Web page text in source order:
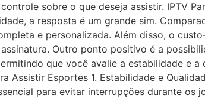
sobre o que deseja assistir. IPTV
a resposta é um grande sim.
e personalizada. Além disso, o
Outro ponto positivo é a
que você avalie a estabilidade e
Assistir Esportes 1. Estabilidade e
para evitar interrupções durante os